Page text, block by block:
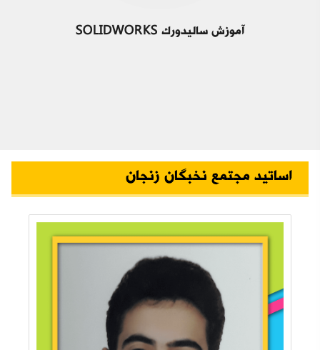
آموزش سالیدورک SOLIDWORKS
اساتید مجتمع نخبگان زنجان